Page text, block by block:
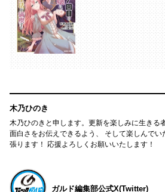
木乃ひのき
木乃ひのきと申します。更新を楽しみに生きる
面白さをお伝えできるよう、 そして楽しんで
張ります！ 応援よろしくお願いいたします！
ガルド編集部公式X(Twitter)